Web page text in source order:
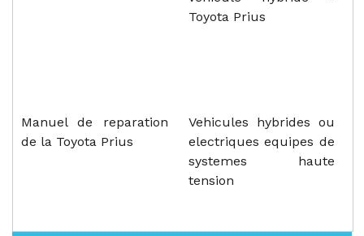
Toyota Prius
Manuel de reparation
de la Toyota Prius
Vehicules hybrides ou
electriques equipes de
systemes haute
tension